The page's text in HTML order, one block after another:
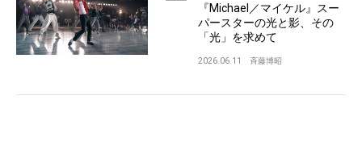
『Michael／マイケル』スー
パースターの光と影、その
「光」を求めて
2026.06.11 斉藤博昭